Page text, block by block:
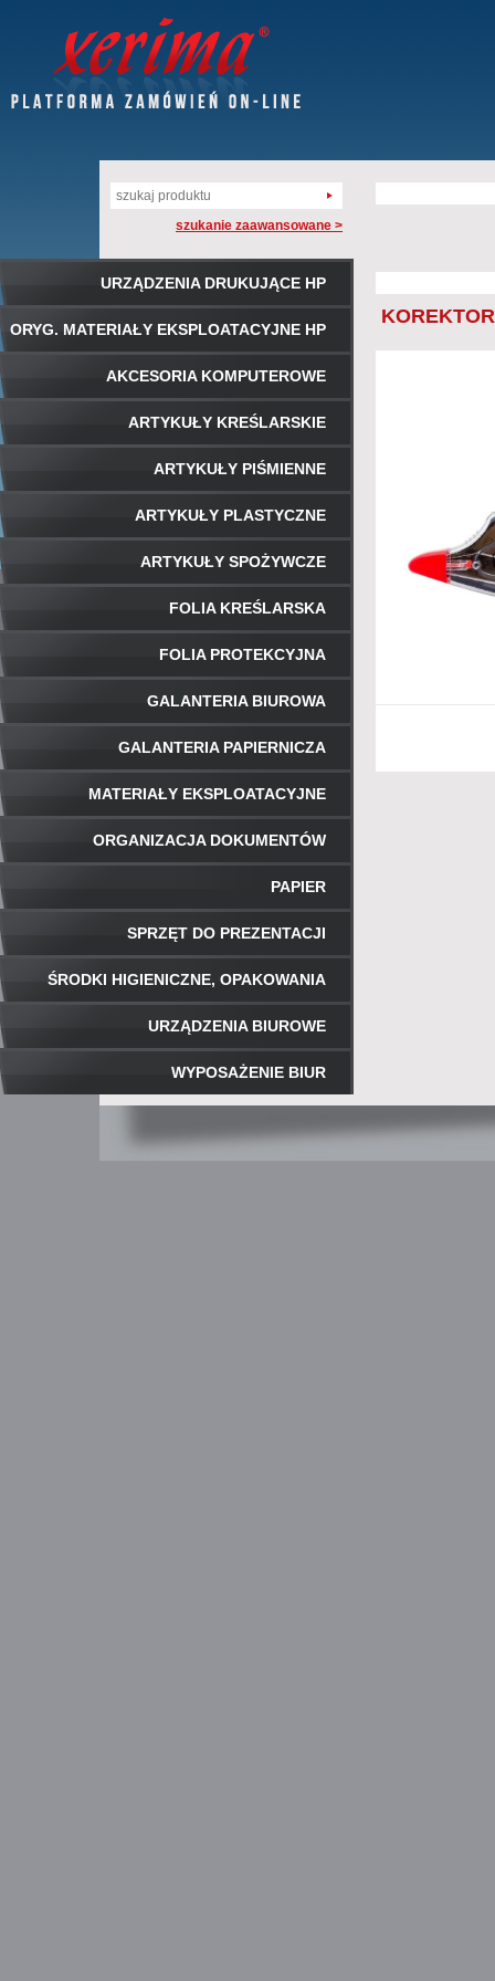
szukanie zaawansowane >
URZĄDZENIA DRUKUJĄCE HP
ORYG. MATERIAŁY EKSPLOATACYJNE HP
AKCESORIA KOMPUTEROWE
ARTYKUŁY KREŚLARSKIE
ARTYKUŁY PIŚMIENNE
ARTYKUŁY PLASTYCZNE
ARTYKUŁY SPOŻYWCZE
FOLIA KREŚLARSKA
FOLIA PROTEKCYJNA
GALANTERIA BIUROWA
GALANTERIA PAPIERNICZA
MATERIAŁY EKSPLOATACYJNE
ORGANIZACJA DOKUMENTÓW
PAPIER
SPRZĘT DO PREZENTACJI
ŚRODKI HIGIENICZNE, OPAKOWANIA
URZĄDZENIA BIUROWE
WYPOSAŻENIE BIUR